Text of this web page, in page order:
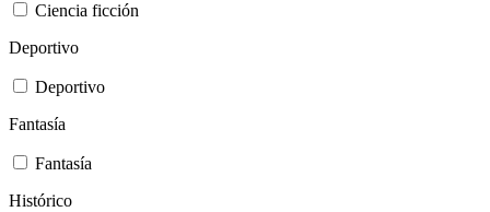
Ciencia ficción
Deportivo
Deportivo
Fantasía
Fantasía
Histórico